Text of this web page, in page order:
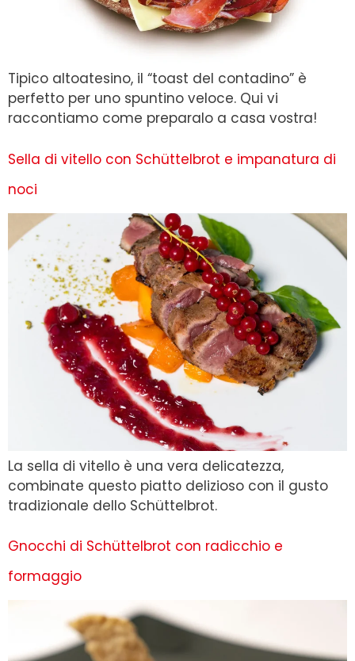
Tipico altoatesino, il “toast del contadino” è
perfetto per uno spuntino veloce. Qui vi
raccontiamo come preparalo a casa vostra!
Sella di vitello con Schüttelbrot e impanatura di
noci
La sella di vitello è una vera delicatezza,
combinate questo piatto delizioso con il gusto
tradizionale dello Schüttelbrot.
Gnocchi di Schüttelbrot con radicchio e
formaggio